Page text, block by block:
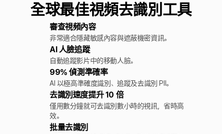
全球最佳視頻去識別工具
審查視頻內容
非常適合隱藏敏感內容與遮蔽機密資訊。
AI 人臉追蹤
自動追蹤影片中的移動人臉。
99% 偵測準確率
AI 以極高準確度識別、追蹤及去識別 PII。
去識別速度提升 10 倍
僅用數分鐘就可去識別數小時的視訊，省時高
效。
批量去識別